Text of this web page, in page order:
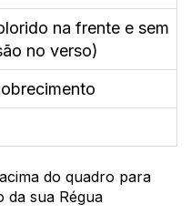
na frente e sem
no verso)
do quadro para
da sua Régua